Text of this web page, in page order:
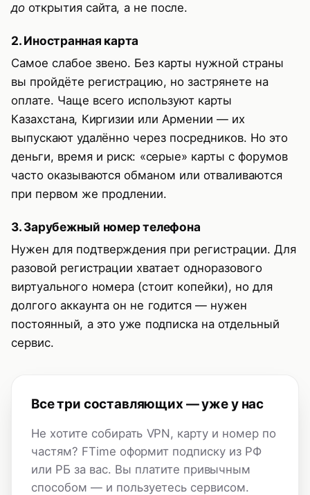
дооткрытия сайта, а не после.
2. Иностранная карта
Самое слабое звено. Без карты нужной страны
вы пройдёте регистрацию, но застрянете на
оплате. Чаще всего используют карты
Казахстана, Киргизии или Армении — их
выпускают удалённо через посредников. Но это
деньги, время и риск: «серые» карты с форумов
часто оказываются обманом или отваливаются
при первом же продлении.
3. Зарубежный номер телефона
Нужен для подтверждения при регистрации. Для
разовой регистрации хватает одноразового
виртуального номера (стоит копейки), но для
долгого аккаунта он не годится — нужен
постоянный, а это уже подписка на отдельный
сервис.
Все три составляющих — уже у нас
Не хотите собирать VPN, карту и номер по
частям? FTime оформит подписку из РФ
или РБ за вас. Вы платите привычным
способом — и пользуетесь сервисом.